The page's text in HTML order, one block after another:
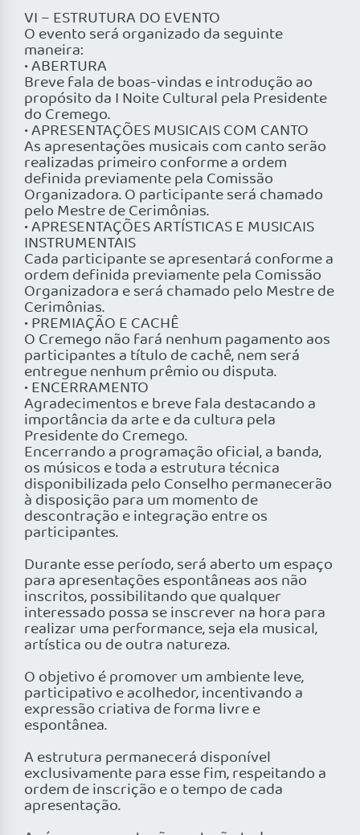
VI – ESTRUTURA DO EVENTO
O evento será organizado da seguinte
maneira:
• ABERTURA
Breve fala de boas-vindas e introdução ao
propósito da I Noite Cultural pela Presidente
do Cremego.
• APRESENTAÇÕES MUSICAIS COM CANTO
As apresentações musicais com canto serão
realizadas primeiro conforme a ordem
definida previamente pela Comissão
Organizadora. O participante será chamado
pelo Mestre de Cerimônias.
• APRESENTAÇÕES ARTÍSTICAS E MUSICAIS
INSTRUMENTAIS
Cada participante se apresentará conforme a
ordem definida previamente pela Comissão
Organizadora e será chamado pelo Mestre de
Cerimônias.
• PREMIAÇÃO E CACHÊ
O Cremego não fará nenhum pagamento aos
participantes a título de cachê, nem será
entregue nenhum prêmio ou disputa.
• ENCERRAMENTO
Agradecimentos e breve fala destacando a
importância da arte e da cultura pela
Presidente do Cremego.
Encerrando a programação oficial, a banda,
os músicos e toda a estrutura técnica
disponibilizada pelo Conselho permanecerão
à disposição para um momento de
descontração e integração entre os
participantes.
Durante esse período, será aberto um espaço
para apresentações espontâneas aos não
inscritos, possibilitando que qualquer
interessado possa se inscrever na hora para
realizar uma performance, seja ela musical,
artística ou de outra natureza.
O objetivo é promover um ambiente leve,
participativo e acolhedor, incentivando a
expressão criativa de forma livre e
espontânea.
A estrutura permanecerá disponível
exclusivamente para esse fim, respeitando a
ordem de inscrição e o tempo de cada
apresentação.